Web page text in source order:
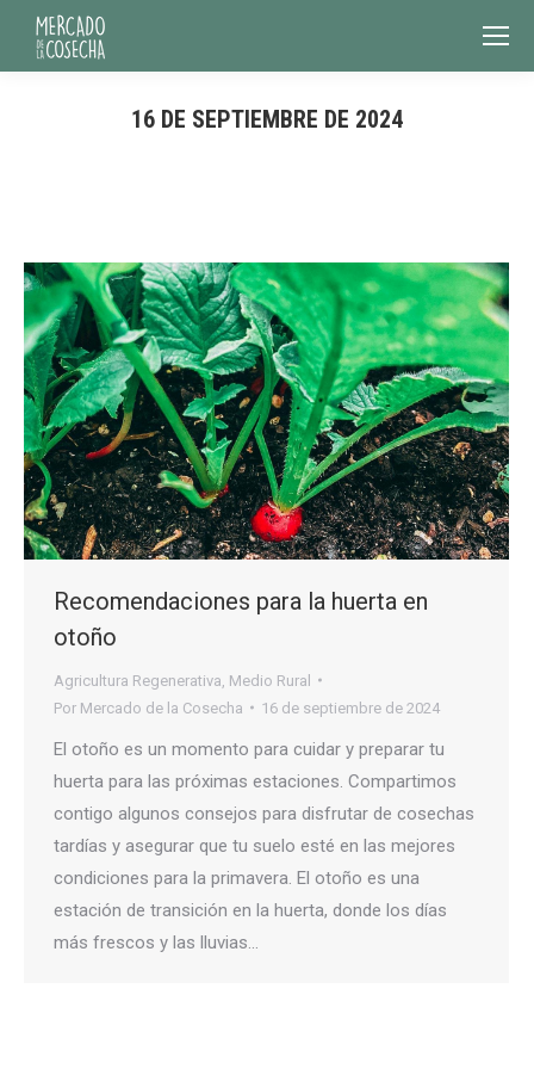
16 DE SEPTIEMBRE DE 2024
Recomendaciones para la huerta en
otoño
Agricultura Regenerativa Medio Rural
Por Mercado de la Cosecha 16 de septiembre de 2024
El otoño es un momento para cuidar y preparar tu
huerta para las próximas estaciones. Compartimos
contigo algunos consejos para disfrutar de cosechas
tardías y asegurar que tu suelo esté en las mejores
condiciones para la primavera. El otoño es una
estación de transición en la huerta, donde los días
más frescos y las lluvias…